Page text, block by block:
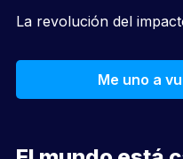
La revolución del
Me uno a